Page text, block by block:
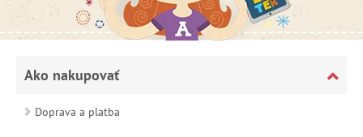
Ako nakupovať
Doprava a platba